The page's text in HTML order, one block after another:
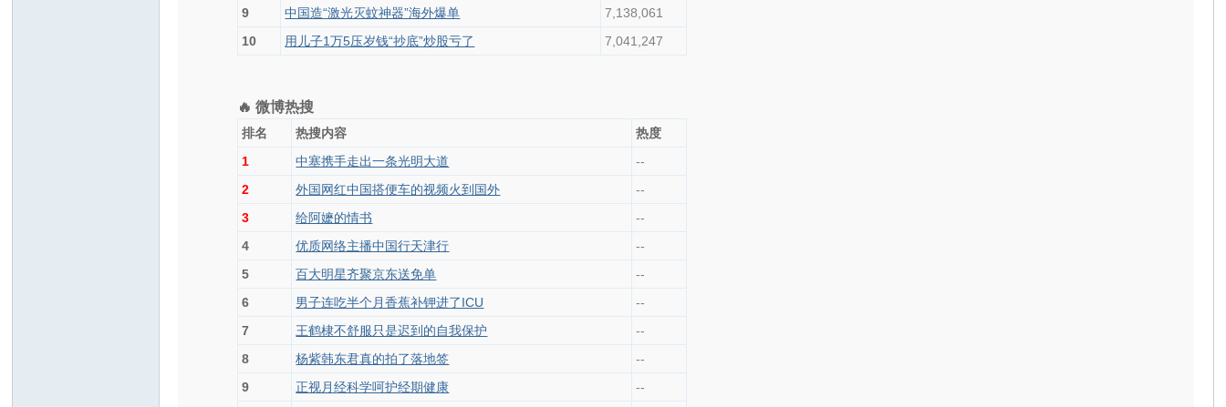
9
中国造“激光灭蚊神器”海外爆单
7,138,061
10
用儿子1万5压岁钱“抄底”炒股亏了 7,041,247
🔥 微博热搜
排名 热搜内容
热度
1
中塞携手走出一条光明大道
--
2
外国网红中国搭便车的视频火到国外
--
3
给阿嬷的情书
--
4
优质网络主播中国行天津行
--
5
百大明星齐聚京东送免单
--
6
男子连吃半个月香蕉补钾进了ICU
--
7
王鹤棣不舒服只是迟到的自我保护
--
8
杨紫韩东君真的拍了落地签
--
9
正视月经科学呵护经期健康
--